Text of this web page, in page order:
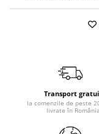
Transport
la comenzile de peste
livrate în România